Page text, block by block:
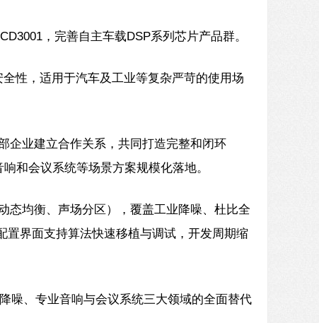
，完善自主车载DSP系列芯片产品群。
性，适用于汽车及工业等复杂严苛的使用场
企业建立合作关系，共同打造完整和闭环
和会议系统等场景方案规模化落地。
态均衡、声场分区），覆盖工业降噪、杜比全
置界面支持算法快速移植与调试，开发周期缩
噪、专业音响与会议系统三大领域的全面替代